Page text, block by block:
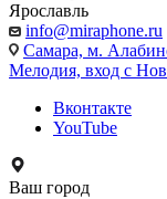
Ярославль
info@miraphone.ru
Самара, м.
Мелодия, вход с
Вконтакте
YouTube
Ваш город